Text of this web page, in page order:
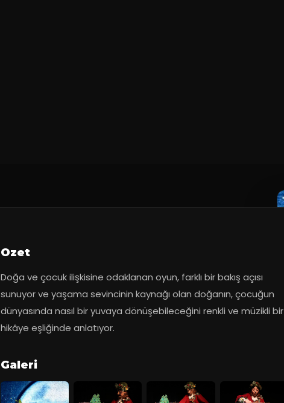
Ozet
Doğa ve çocuk ilişkisine odaklanan oyun, farklı bir bakış açısı
sunuyor ve yaşama sevincinin kaynağı olan doğanın, çocuğun
dünyasında nasıl bir yuvaya dönüşebileceğini renkli ve müzikli bir
hikâye eşliğinde anlatıyor.
Galeri